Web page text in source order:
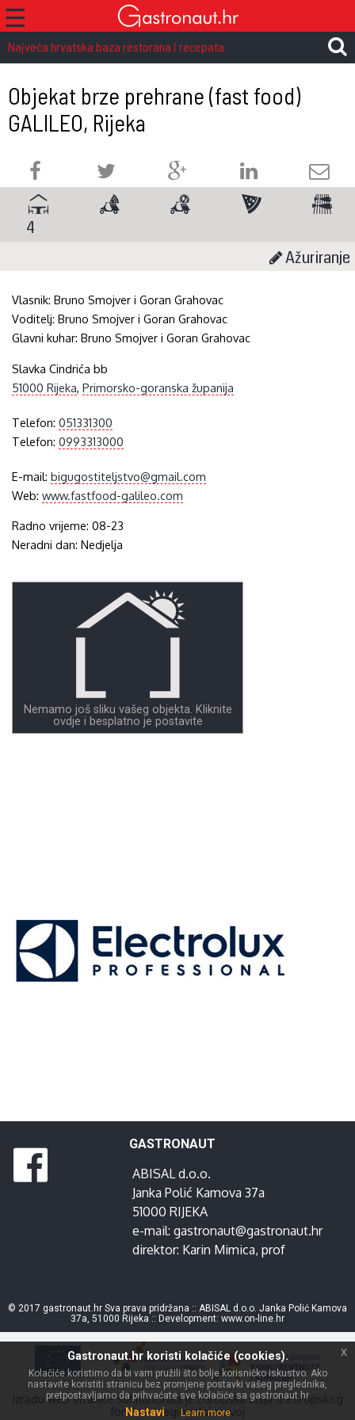
☰
Najveća hrvatska baza restorana i recepata
Objekat brze prehrane (fast food)
GALILEO, Rijeka
4
Ažuriranje
Vlasnik:Bruno Smojver i Goran Grahovac
Voditelj:Bruno Smojver i Goran Grahovac
Glavni kuhar:Bruno Smojver i Goran Grahovac
Slavka Cindrića bb
51000 Rijeka,Primorsko-goranska županija
Telefon:051331300
Telefon:0993313000
E-mail:bigugostiteljstvo@gmail.com
Web:www.fastfood-galileo.com
Radno vrijeme: 08-23
Neradni dan: Nedjelja
Nemamo još sliku vašeg objekta. Kliknite
ovdje i besplatno je postavite
GASTRONAUT
ABISAL d.o.o.
Janka Polić Kamova 37a
51000 RIJEKA
e-mail: gastronaut@gastronaut.hr
direktor: Karin Mimica, prof
© 2017 gastronaut.hr Sva prava pridržana :: ABISAL d.o.o. Janka Polić Kamova
37a, 51000 Rijeka :: Development: www.on-line.hr
Izradu web stranice sufinancirala je Europska unija iz Europskog
fonda za regionalni razvoj
Gastronaut.hr koristi kolačiće (cookies).
Kolačiće koristimo da bi vam pružili što bolje korisničko iskustvo. Ako
nastavite koristiti stranicu bez promjene postavki vašeg preglednika,
pretpostavljamo da prihvaćate sve kolačiće sa gastronaut.hr
Nastavi Learn more
x